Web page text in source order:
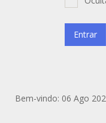
Bem-vindo: 06 Ago